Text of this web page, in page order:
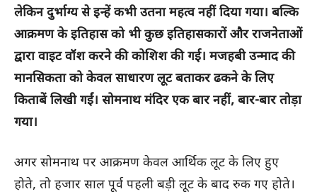
लेकिन दुर्भाग्य से इन्हें कभी उतना महत्व नहीं दिया गया। बल्कि
आक्रमण के इतिहास को भी कुछ इतिहासकारों और राजनेताओं
द्वारा वाइट वॉश करने की कोशिश की गई। मजहबी उन्माद की
मानसिकता को केवल साधारण लूट बताकर ढकने के लिए
किताबें लिखी गईं। सोमनाथ मंदिर एक बार नहीं, बार-बार तोड़ा
गया।
अगर सोमनाथ पर आक्रमण केवल आर्थिक लूट के लिए हुए
होते, तो हजार साल पूर्व पहली बड़ी लूट के बाद रुक गए होते।